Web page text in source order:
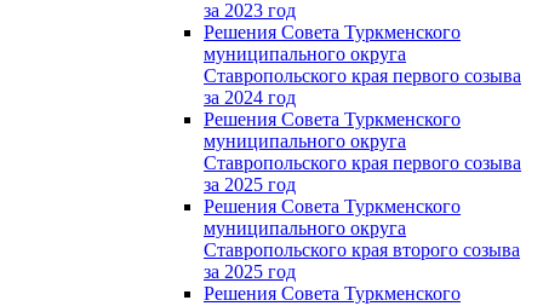
за 2023 год
Решения Совета Туркменского
муниципального округа
Ставропольского края первого созыва
за 2024 год
Решения Совета Туркменского
муниципального округа
Ставропольского края первого созыва
за 2025 год
Решения Совета Туркменского
муниципального округа
Ставропольского края второго созыва
за 2025 год
Решения Совета Туркменского